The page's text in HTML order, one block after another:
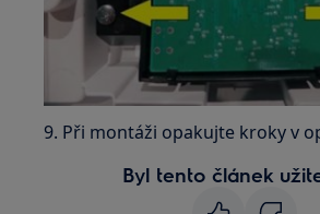
9. Při montáži opakujte kroky v
Byl tento článek